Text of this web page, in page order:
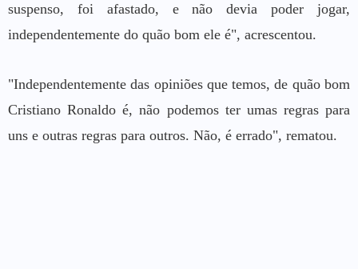
suspenso, foi afastado, e não devia poder jogar,
independentemente do quão bom ele é", acrescentou.
"Independentemente das opiniões que temos, de quão bom
Cristiano Ronaldo é, não podemos ter umas regras para
uns e outras regras para outros. Não, é errado", rematou.